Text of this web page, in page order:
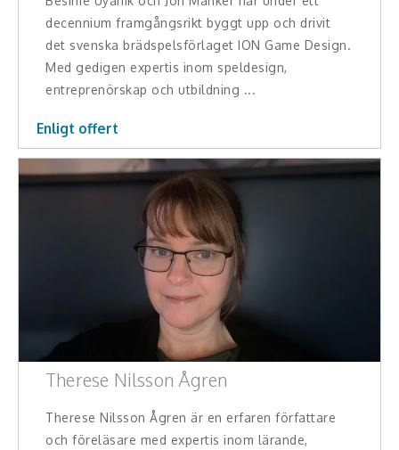
Middagsunderhållning
Musiker
Something a Little Different
Underhållning
Affärsnytta
Effektivitet, framgång
Framtid, trender
Försäljning, marknadsföring, service,
Förändring, organisation,
organisationsutveckling
Hälsa, friskvård
decennium framgångsrikt byggt upp och drivit
det svenska brädspelsförlaget ION Game Design.
Med gedigen expertis inom speldesign,
entreprenörskap och utbildning ...
Enligt offert
Therese Nilsson Ågren
Therese Nilsson Ågren är en erfaren författare
och föreläsare med expertis inom lärande,